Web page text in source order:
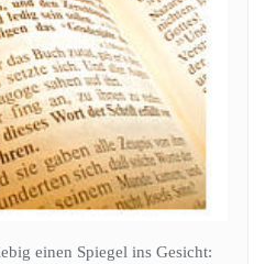
einen Spiegel ins Gesicht: